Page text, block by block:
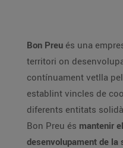
Bon Preu és una
territori on
contínuament vetlla pel bé comú de la societat
establint vincles de cooperació i
diferents entitats
Bon Preu és mantenir
desenvolupament de